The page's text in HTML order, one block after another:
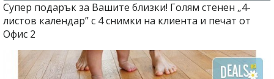
Супер подарък за Вашите близки! Голям стенен „4-
листов календар” с 4 снимки на клиента и печат от
Офис 2